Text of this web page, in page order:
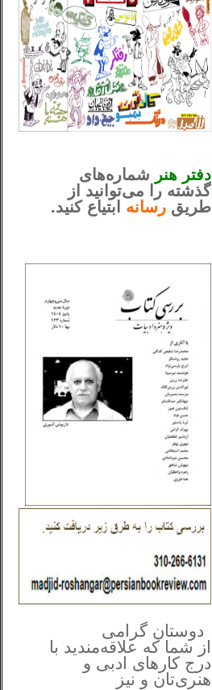
دفتر هنر شماره‌های
گذشته را می‌توانید از
طریق رسانه ابتیاع کنید.
دوستان گرامی
از شما که علاقه‌مندید با
درج کارهای‌ ادبی و
هنری‌تان و نیز